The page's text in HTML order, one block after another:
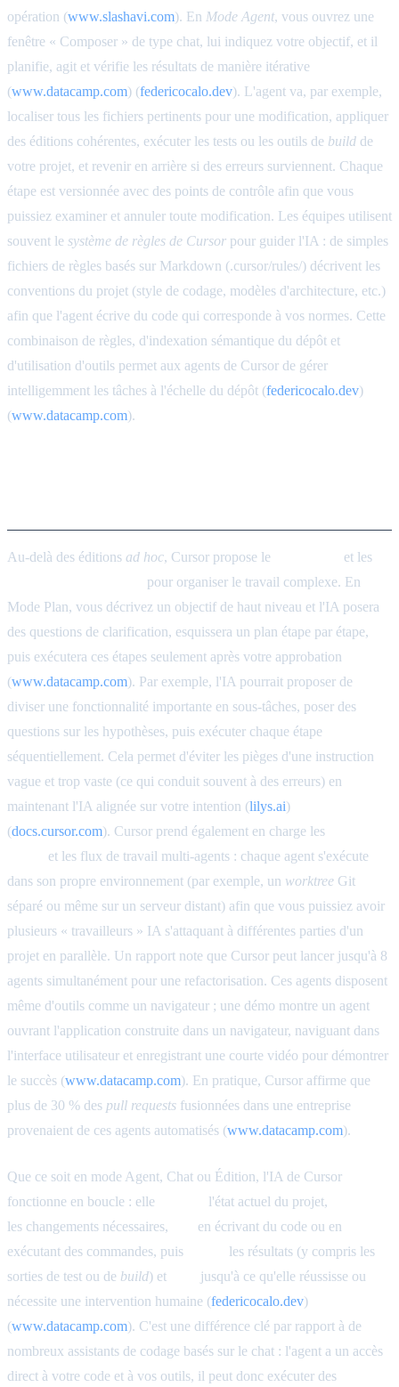
opération (www.slashavi.com). En Mode Agent, vous ouvrez une
fenêtre « Composer » de type chat, lui indiquez votre objectif, et il
planifie, agit et vérifie les résultats de manière itérative
(www.datacamp.com) (federicocalo.dev). L'agent va, par exemple,
localiser tous les fichiers pertinents pour une modification, appliquer
des éditions cohérentes, exécuter les tests ou les outils de build de
votre projet, et revenir en arrière si des erreurs surviennent. Chaque
étape est versionnée avec des points de contrôle afin que vous
puissiez examiner et annuler toute modification. Les équipes utilisent
souvent le système de règles de Cursor pour guider l'IA : de simples
fichiers de règles basés sur Markdown (.cursor/rules/) décrivent les
conventions du projet (style de codage, modèles d'architecture, etc.)
afin que l'agent écrive du code qui corresponde à vos normes. Cette
combinaison de règles, d'indexation sémantique du dépôt et
d'utilisation d'outils permet aux agents de Cursor de gérer
intelligemment les tâches à l'échelle du dépôt (federicocalo.dev)
(www.datacamp.com).
Au-delà des éditions ad hoc, Cursor propose le
et les
pour organiser le travail complexe. En
Mode Plan, vous décrivez un objectif de haut niveau et l'IA posera
des questions de clarification, esquissera un plan étape par étape,
puis exécutera ces étapes seulement après votre approbation
(www.datacamp.com). Par exemple, l'IA pourrait proposer de
diviser une fonctionnalité importante en sous-tâches, poser des
questions sur les hypothèses, puis exécuter chaque étape
séquentiellement. Cela permet d'éviter les pièges d'une instruction
vague et trop vaste (ce qui conduit souvent à des erreurs) en
maintenant l'IA alignée sur votre intention (lilys.ai)
(docs.cursor.com). Cursor prend également en charge les
et les flux de travail multi-agents : chaque agent s'exécute
dans son propre environnement (par exemple, un worktree Git
séparé ou même sur un serveur distant) afin que vous puissiez avoir
plusieurs « travailleurs » IA s'attaquant à différentes parties d'un
projet en parallèle. Un rapport note que Cursor peut lancer jusqu'à 8
agents simultanément pour une refactorisation. Ces agents disposent
même d'outils comme un navigateur ; une démo montre un agent
ouvrant l'application construite dans un navigateur, naviguant dans
l'interface utilisateur et enregistrant une courte vidéo pour démontrer
le succès (www.datacamp.com). En pratique, Cursor affirme que
plus de 30 % des pull requests fusionnées dans une entreprise
provenaient de ces agents automatisés (www.datacamp.com).
Que ce soit en mode Agent, Chat ou Édition, l'IA de Cursor
fonctionne en boucle : elle
l'état actuel du projet,
les changements nécessaires,
en écrivant du code ou en
exécutant des commandes, puis
les résultats (y compris les
sorties de test ou de build) et
jusqu'à ce qu'elle réussisse ou
nécessite une intervention humaine (federicocalo.dev)
(www.datacamp.com). C'est une différence clé par rapport à de
nombreux assistants de codage basés sur le chat : l'agent a un accès
direct à votre code et à vos outils, il peut donc exécuter des